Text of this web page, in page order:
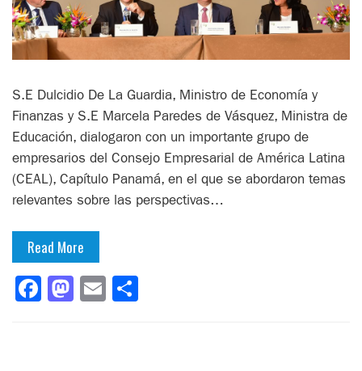
S.E Dulcidio De La Guardia, Ministro de Economía y
Finanzas y S.E Marcela Paredes de Vásquez, Ministra de
Educación, dialogaron con un importante grupo de
empresarios del Consejo Empresarial de América Latina
(CEAL), Capítulo Panamá, en el que se abordaron temas
relevantes sobre las perspectivas…
Read More
Facebook
Mastodon
Email